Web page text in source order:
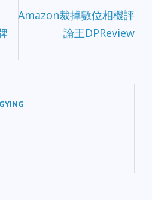
Amazon裁掉數位相機評
論王DPReview